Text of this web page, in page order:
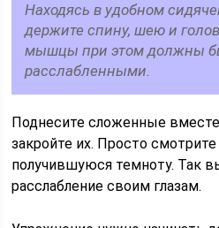
Находясь в удобном
держите спину, шею и
мышцы при этом должны
расслабленными.
Поднесите сложенные вместе
закройте их. Просто
получившуюся темноту. Так
расслабление своим глазам.